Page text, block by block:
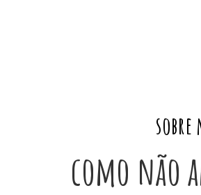
como não